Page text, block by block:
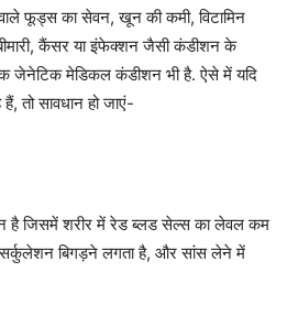
फूड्स का सेवन, खून की कमी, विटामिन
कैंसर या इंफेक्शन जैसी कंडीशन के
जेनेटिक मेडिकल कंडीशन भी है. ऐसे में यदि
तो सावधान हो जाएं-
है जिसमें शरीर में रेड ब्लड सेल्स का लेवल कम
बिगड़ने लगता है, और सांस लेने में